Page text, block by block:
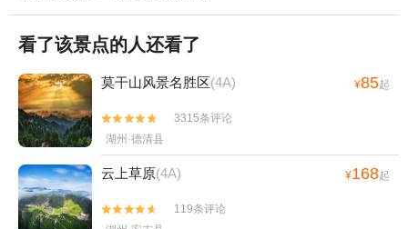
看了该景点的人还看了
莫干山风景名胜区(4A) ¥85起


3315条评论
湖州·德清县
云上草原(4A) ¥168起


119条评论